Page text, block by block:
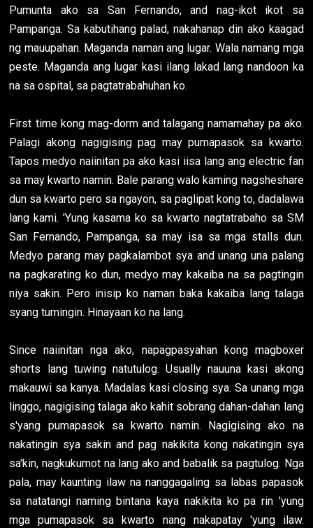
Pumunta ako sa San Fernando, and nag-ikot ikot sa
Pampanga. Sa kabutihang palad, nakahanap din ako kaagad
ng mauupahan. Maganda naman ang lugar. Wala namang mga
peste. Maganda ang lugar kasi ilang lakad lang nandoon ka
na sa ospital, sa pagtatrabahuhan ko.
First time kong mag-dorm and talagang namamahay pa ako.
Palagi akong nagigising pag may pumapasok sa kwarto.
Tapos medyo naiinitan pa ako kasi iisa lang ang electric fan
sa may kwarto namin. Bale parang walo kaming nagsheshare
dun sa kwarto pero sa ngayon, sa paglipat kong to, dadalawa
lang kami. 'Yung kasama ko sa kwarto nagtatrabaho sa SM
San Fernando, Pampanga, sa may isa sa mga stalls dun.
Medyo parang may pagkalambot sya and unang una palang
na pagkarating ko dun, medyo may kakaiba na sa pagtingin
niya sakin. Pero inisip ko naman baka kakaiba lang talaga
syang tumingin. Hinayaan ko na lang.
Since naiinitan nga ako, napagpasyahan kong magboxer
shorts lang tuwing natutulog. Usually nauuna kasi akong
makauwi sa kanya. Madalas kasi closing sya. Sa unang mga
linggo, nagigising talaga ako kahit sobrang dahan-dahan lang
s'yang pumapasok sa kwarto namin. Nagigising ako na
nakatingin sya sakin and pag nakikita kong nakatingin sya
sa'kin, nagkukumot na lang ako and babalik sa pagtulog. Nga
pala, may kaunting ilaw na nanggagaling sa labas papasok
sa natatangi naming bintana kaya nakikita ko pa rin 'yung
mga pumapasok sa kwarto nang nakapatay 'yung ilaw.